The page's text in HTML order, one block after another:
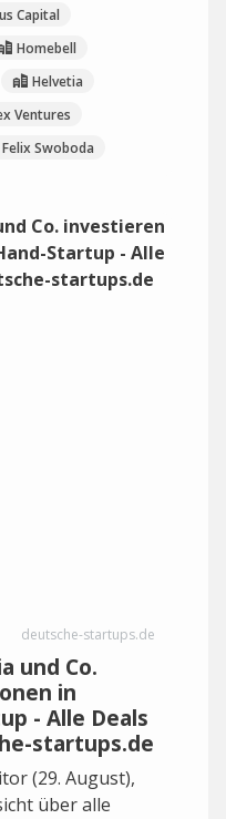
Capital
Homebell
Helvetia
Ventures
Felix Swoboda
deutsche-startups.de
und Co.
in
- Alle Deals
startups.de
(29. August),
über alle